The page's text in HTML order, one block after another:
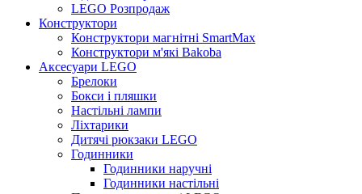
LEGO Розпродаж
Конструктори
Конструктори магнітні SmartMax
Конструктори м'які Bakoba
Аксесуари LEGO
Брелоки
Бокси і пляшки
Настільні лампи
Ліхтарики
Дитячі рюкзаки LEGO
Годинники
Годинники наручні
Годинники настільні